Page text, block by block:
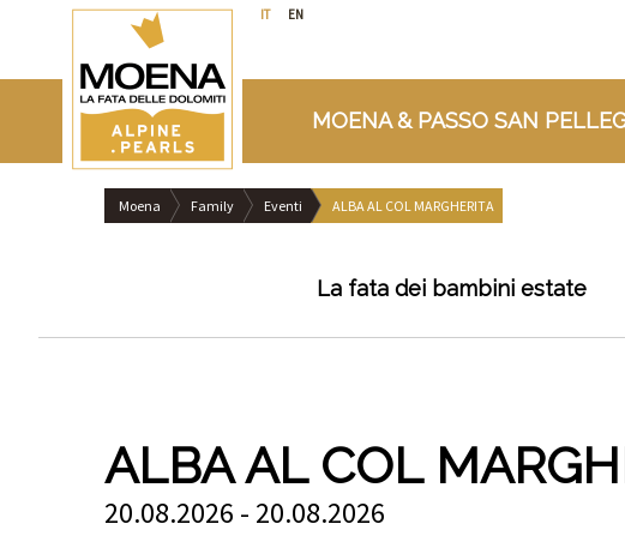
IT EN
MOENA & PASSO SAN
Moena Family Eventi ALBA AL COL MARGHERITA
La fata dei bambini estate
ALBA AL COL
20.08.2026 - 20.08.2026